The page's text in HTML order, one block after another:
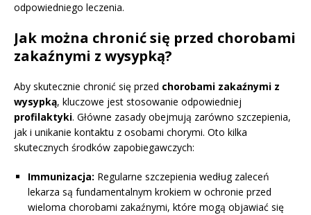
odpowiedniego leczenia.
Jak można chronić się przed chorobami
zakaźnymi z wysypką?
Aby skutecznie chronić się przed chorobami zakaźnymi z
wysypką, kluczowe jest stosowanie odpowiedniej
profilaktyki. Główne zasady obejmują zarówno szczepienia,
jak i unikanie kontaktu z osobami chorymi. Oto kilka
skutecznych środków zapobiegawczych:
Immunizacja: Regularne szczepienia według zaleceń
lekarza są fundamentalnym krokiem w ochronie przed
wieloma chorobami zakaźnymi, które mogą objawiać się